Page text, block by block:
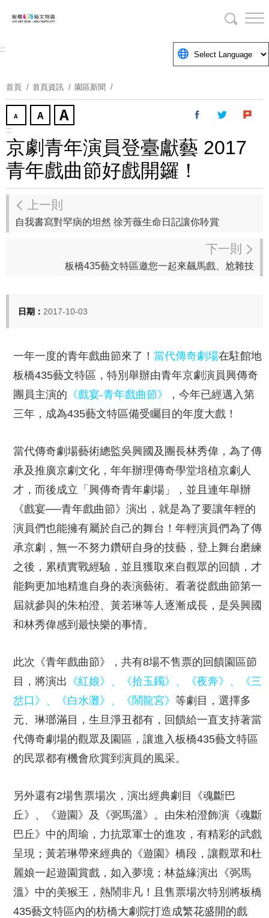
要
塊
:::
首頁 首頁資訊 園區新聞
:::
京劇青年演員登臺獻藝 2017
青年戲曲節好戲開鑼！
上一則
自我書寫對罕病的坦然 徐芳薇生命日記讓你聆賞
下一則
板橋435藝文特區邀您一起來飆馬戲、尬雜技
日期： 2017-10-03
一年一度的青年戲曲節來了！ 當代傳奇劇場在駐館地
板橋435藝文特區，特別舉辦由青年京劇演員興傳奇
團員主演的 《戲宴-青年戲曲節》
，今年已經邁入第
三年，成為435藝文特區備受矚目的年度大戲！
當代傳奇劇場藝術總監吳興國及團長林秀偉，為了傳
承及推廣京劇文化，年年辦理傳奇學堂培植京劇人
才，而後成立「興傳奇青年劇場」，並且連年舉辦
《戲宴──青年戲曲節》演出，就是為了要讓年輕的
演員們也能擁有屬於自己的舞台！年輕演員們為了傳
承京劇，無一不努力鑽研自身的技藝，登上舞台磨練
之後，累積實戰經驗，並且獲取來自觀眾的回饋，才
能夠更加地精進自身的表演藝術。看著從戲曲節第一
屆就參與的朱柏澄、黃若琳等人逐漸成長，是吳興國
和林秀偉感到最快樂的事情。
此次《青年戲曲節》，共有8場不售票的回饋園區節
目，將演出 《紅娘》、《拾玉鐲》、《夜奔》、《三
岔口》、《白水灘》、《鬧龍宮》 等劇目，選擇多
元、琳瑯滿目，生旦淨丑都有，回饋給一直支持著當
代傳奇劇場的觀眾及園區，讓進入板橋435藝文特區
的民眾都有機會欣賞到演員的風采。
另外還有2場售票場次，演出經典劇目《魂斷巴
丘》、《遊園》及《弼馬溫》。由朱柏澄飾演《魂斷
巴丘》中的周瑜，力抗眾軍士的進攻，有精彩的武戲
呈現；黃若琳帶來經典的《遊園》橋段，讓觀眾和杜
麗娘一起遊園賞戲，如入夢境；林益緣演出《弼馬
溫》中的美猴王，熱鬧非凡！且售票場次特別將板橋
435藝文特區內的枋橋大劇院打造成繁花盛開的戲